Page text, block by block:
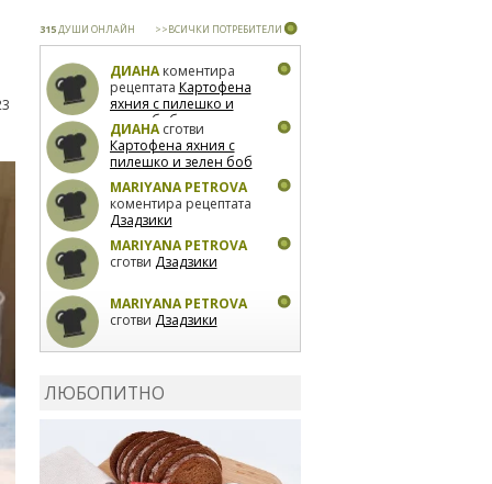
315ДУШИ ОНЛАЙН >>ВСИЧКИ ПОТРЕБИТЕЛИ
ДИАНАкоментира
рецептата Картофена
яхния с пилешко и
зелен боб
ДИАНАсготви
Картофена яхния с
пилешко и зелен боб
MARIYANA PETROVA
коментира рецептата
Дзадзики
MARIYANA PETROVA
сготви Дзадзики
MARIYANA PETROVA
сготви Дзадзики
фурна
рецептатаСвински
ребра с печени
картофи
ЛЮБОПИТНО